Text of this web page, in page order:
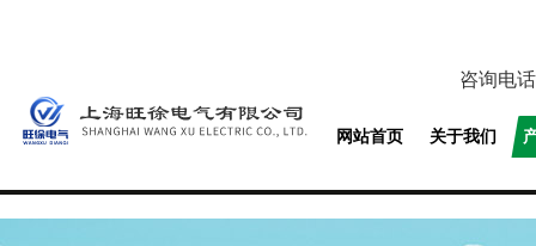
咨询电
网站首页 关于我们